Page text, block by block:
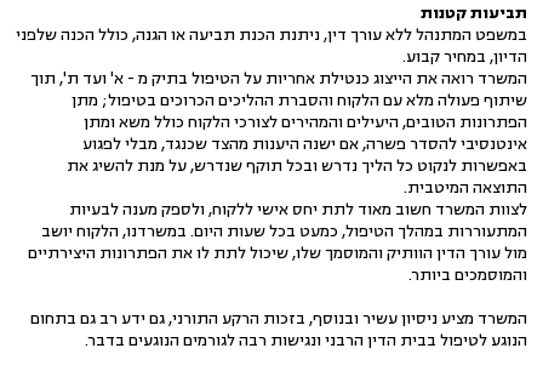
תביעות קטנות
במשפט המתנהל ללא עורך דין, ניתנת הכנת תביעה או הגנה, כולל הכנה שלפני
הדיון, במחיר קבוע.
המשרד רואה את הייצוג כנטילת אחריות על הטיפול בתיק מ - א' ועד ת', תוך
שיתוף פעולה מלא עם הלקוח והסברת ההליכים הכרוכים בטיפול; מתן
הפתרונות הטובים, היעילים והמהירים לצורכי הלקוח כולל משא ומתן
אינטנסיבי להסדר פשרה, אם ישנה היענות מהצד שכנגד, מבלי לפגוע
באפשרות לנקוט כל הליך נדרש ובכל תוקף שנדרש, על מנת להשיג את
התוצאה המיטבית.
לצוות המשרד חשוב מאוד לתת יחס אישי ללקוח, ולספק מענה לבעיות
המתעוררות במהלך הטיפול, כמעט בכל שעות היום. במשרדנו, הלקוח יושב
מול עורך הדין הוותיק והמוסמך שלו, שיכול לתת לו את הפתרונות היצירתיים
והמוסמכים ביותר.
המשרד מציע ניסיון עשיר ובנוסף, בזכות הרקע התורני, גם ידע רב גם בתחום
הנוגע לטיפול בבית הדין הרבני ונגישות רבה לגורמים הנוגעים בדבר.